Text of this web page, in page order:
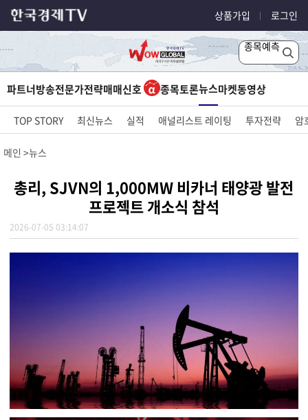
상품가입 로그인
종목예측
파트너방송전문가전략매매신호 종목토론뉴스마켓동영상
TOP STORY 최신뉴스 실적 애널리스트 레이팅 투자전략 암
메인 뉴스
총리, SJVN의 1,000MW 비카너 태양광 발전
프로젝트 개소식 참석
2026-07-05 03:14:07